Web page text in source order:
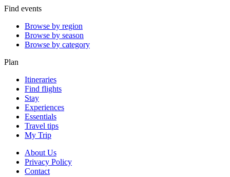
Find events
Browse by region
Browse by season
Browse by category
Plan
Itineraries
Find flights
Stay
Experiences
Essentials
Travel tips
My Trip
About Us
Privacy Policy
Contact